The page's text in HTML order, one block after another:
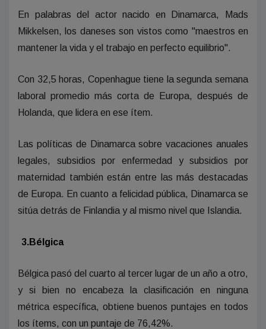
En palabras del actor nacido en Dinamarca, Mads
Mikkelsen, los daneses son vistos como "maestros en
mantener la vida y el trabajo en perfecto equilibrio".
Con 32,5 horas, Copenhague tiene la segunda semana
laboral promedio más corta de Europa, después de
Holanda, que lidera en ese ítem.
Las políticas de Dinamarca sobre vacaciones anuales
legales, subsidios por enfermedad y subsidios por
maternidad también están entre las más destacadas
de Europa. En cuanto a felicidad pública, Dinamarca se
sitúa detrás de Finlandia y al mismo nivel que Islandia.
3.Bélgica
Bélgica pasó del cuarto al tercer lugar de un año a otro,
y si bien no encabeza la clasificación en ninguna
métrica específica, obtiene buenos puntajes en todos
los ítems, con un puntaje de 76,42%.